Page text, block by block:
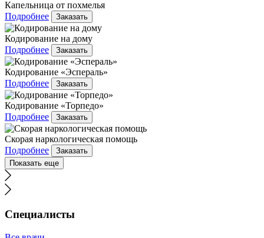
Капельница от похмелья
Подробнее
Заказать
Кодирование на дому
Подробнее
Заказать
Кодирование «Эспераль»
Подробнее
Заказать
Кодирование «Торпедо»
Подробнее
Заказать
Скорая наркологическая помощь
Подробнее
Заказать
Показать еще
Специалисты